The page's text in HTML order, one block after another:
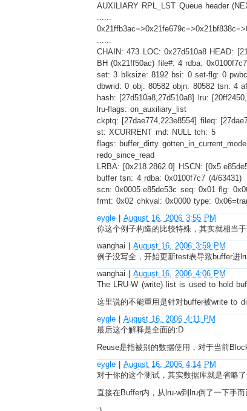
AUXILIARY RPL_LST Queue header
CHAIN: 473 LOC: 0x27d510a8 HEAD:
BH (0x21ff50ac) file#: 4 rdba:
set: 3 blksize: 8192 bsi: 0 set-flg: 0
dbwrid: 0 obj: 80582 objn: 80582 tsn: 4
hash: [27d510a8,27d510a8] lru:
lru-flags: on_auxiliary_list
ckptq: [27dae774,223e8554] fileq:
st: XCURRENT md: NULL tch: 5
flags: buffer_dirty
redo_since_read
LRBA: [0x218.2862.0] HSCN:
buffer tsn: 4 rdba: 0x0100f7c7 (4/63431)
scn: 0x0005.e85de53c seq: 0x01 flg:
frmt: 0x02 chkval: 0x0000 type:
eygle | August 16, 2006 3:55 PM
你这个例子构造的比较特殊，其实就相当
wanghai | August 16, 2006 3:59 PM
例子没写全，开始更新test表导致buffer进
wanghai | August 16, 2006 4:06 PM
The LRU-W (write) list is used to hold
这里说的不能重用是针对buffer被write to
eygle | August 16, 2006 4:11 PM
最后这个解释是全面的:D
Reuse是指被别的数据使用，对于当前
eygle | August 16, 2006 4:14 PM
对于你的这个测试，其实数据库就是省略
直接在Buffer内，从lru-w到lru倒了一下手而